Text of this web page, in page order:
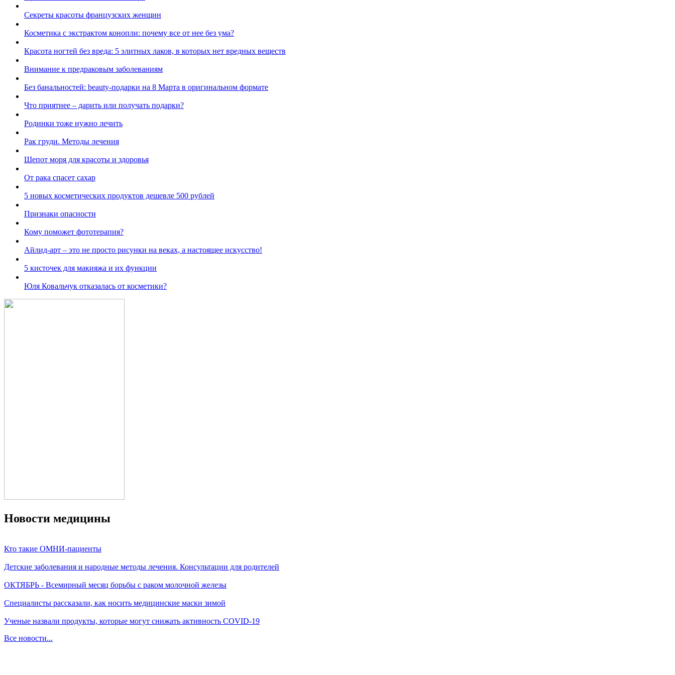
Секреты красоты французских женщин
Косметика с экстрактом конопли: почему все от нее без ума?
Красота ногтей без вреда: 5 элитных лаков, в которых нет вредных веществ
Внимание к предраковым заболеваниям
Без банальностей: beauty-подарки на 8 Марта в оригинальном формате
Что приятнее – дарить или получать подарки?
Родинки тоже нужно лечить
Рак груди. Методы лечения
Шепот моря для красоты и здоровья
От рака спасет сахар
5 новых косметических продуктов дешевле 500 рублей
Признаки опасности
Кому поможет фототерапия?
Айлид-арт – это не просто рисунки на веках, а настоящее искусство!
5 кисточек для макияжа и их функции
Юля Ковальчук отказалась от косметики?
Новости медицины
Кто такие ОМНИ-пациенты
Детские заболевания и народные методы лечения. Консультации для родителей
ОКТЯБРЬ - Всемирный месяц борьбы с раком молочной железы
Специалисты рассказали, как носить медицинские маски зимой
Ученые назвали продукты, которые могут снижать активность COVID-19
Все новости...